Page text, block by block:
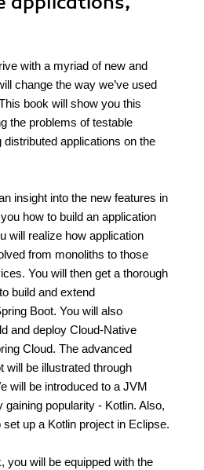
with a myriad of new and
change the way we’ve used
book will show you this
the problems of testable
distributed applications on the
insight into the new features in
how to build an application
will realize how application
from monoliths to those
You will then get a thorough
build and extend
Boot. You will also
and deploy Cloud-Native
Cloud. The advanced
will be illustrated through
will be introduced to a JVM
gaining popularity - Kotlin. Also,
up a Kotlin project in Eclipse.
you will be equipped with the